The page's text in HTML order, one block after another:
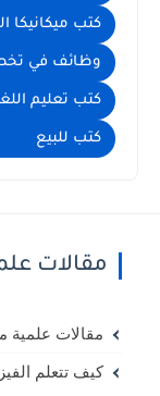
كتب ميكانيكا
وظائف في
كتب تعليم
كتب للبيع
مقالات
مقالات علمية
كيف تتعلم